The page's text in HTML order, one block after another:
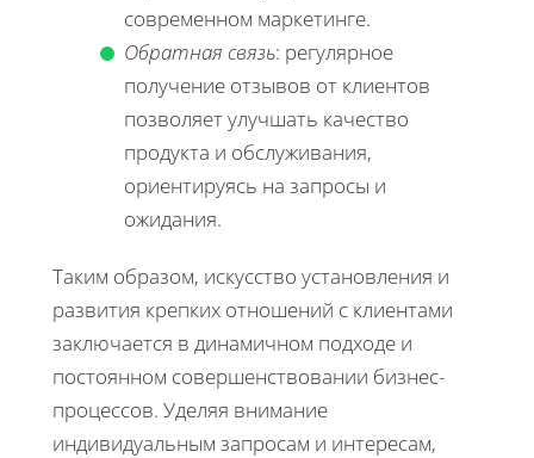
современном маркетинге.
Обратная связь: регулярное
получение отзывов от клиентов
позволяет улучшать качество
продукта и обслуживания,
ориентируясь на запросы и
ожидания.
Таким образом, искусство установления и
развития крепких отношений с клиентами
заключается в динамичном подходе и
постоянном совершенствовании бизнес-
процессов. Уделяя внимание
индивидуальным запросам и интересам,